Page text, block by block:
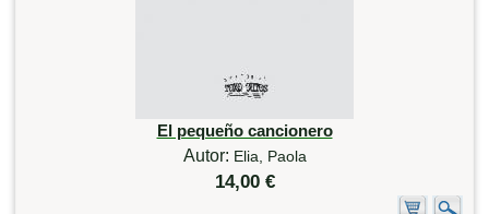
El pequeño cancionero
Autor: Elia, Paola
14,00 €